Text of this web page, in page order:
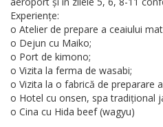
Experiențe:
o Atelier de prepare a ceaiului
o Dejun cu Maiko;
o Port de kimono;
o Vizita la ferma de wasabi;
o Vizita la o fabrică de preparare
o Hotel cu onsen, spa tradițional
o Cina cu Hida beef (wagyu)